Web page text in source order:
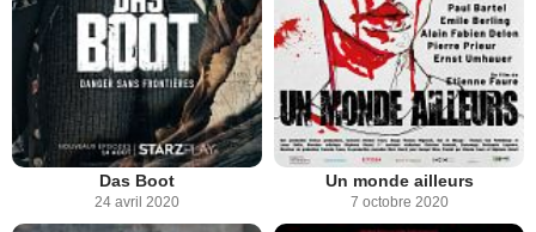
Das Boot
24 avril 2020
Un monde ailleurs
7 octobre 2020